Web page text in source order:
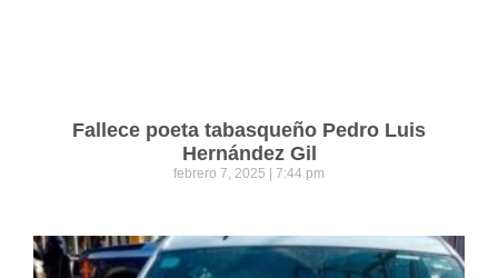
Fallece poeta tabasqueño Pedro Luis
Hernández Gil
febrero 7, 2025 7:44 pm